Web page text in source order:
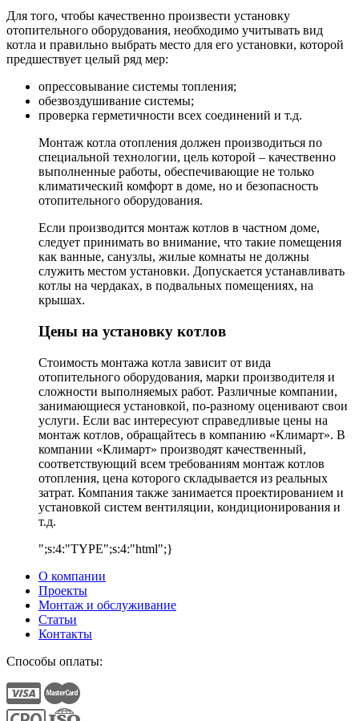
Для того, чтобы качественно произвести установку
отопительного оборудования, необходимо учитывать вид
котла и правильно выбрать место для его установки, которой
предшествует целый ряд мер:
опрессовывание системы топления;
обезвоздушивание системы;
проверка герметичности всех соединений и т.д.
Монтаж котла отопления должен производиться по
специальной технологии, цель которой – качественно
выполненные работы, обеспечивающие не только
климатический комфорт в доме, но и безопасность
отопительного оборудования.
Если производится монтаж котлов в частном доме,
следует принимать во внимание, что такие помещения
как ванные, санузлы, жилые комнаты не должны
служить местом установки. Допускается устанавливать
котлы на чердаках, в подвальных помещениях, на
крышах.
Цены на установку котлов
Стоимость монтажа котла зависит от вида
отопительного оборудования, марки производителя и
сложности выполняемых работ. Различные компании,
занимающиеся установкой, по-разному оценивают свои
услуги. Если вас интересуют справедливые цены на
монтаж котлов, обращайтесь в компанию «Климарт». В
компании «Климарт» производят качественный,
соответствующий всем требованиям монтаж котлов
отопления, цена которого складывается из реальных
затрат. Компания также занимается проектированием и
установкой систем вентиляции, кондиционирования и
т.д.
";s:4:"TYPE";s:4:"html";}
О компании
Проекты
Монтаж и обслуживание
Статьи
Контакты
Способы оплаты: